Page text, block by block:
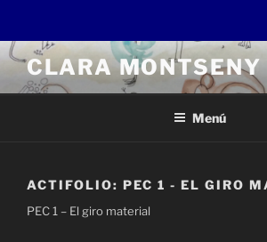
Saltar
contenido
CLARA MONTSENY
Menú
ACTIFOLIO: PEC 1 - EL GIRO
PEC 1 – El giro material